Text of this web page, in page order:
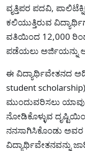
ವೃತ್ತಿಪರ ಪದವಿ,
ಕಲಿಯುತ್ತಿರುವ
ವತಿಯಿಂದ 12,000
ಪಡೆಯಲು ಅರ್ಜಿಯನ್ನು
ಈ ವಿದ್ಯಾರ್ಥಿವೇತನದ
student
ಮುಂದುವರಿಸಲು
ನೋಡಿಕೊಳ್ಳುವ
ನನಸಾಗಿಸಿಕೊಂಡು
ವಿದ್ಯಾರ್ಥಿವೇತನವನ್ನು